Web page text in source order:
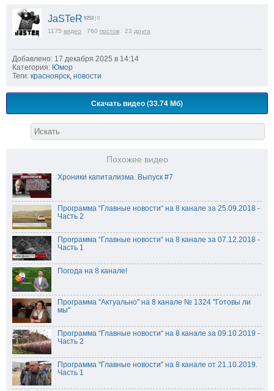
JaSTeR 9253 | 0
1175 видео 760 постов 23 друга
Добавлено: 17 декабря 2025 в 14:14
Категория: Юмор
Теги: красноярск, новости
Скачать видео (33.74 Мб)
Похожее видео
Хроники капитализма. Выпуск #7
Программа “Главные новости“ на 8 канале за 25.09.2018 -
Часть 2
Программа “Главные новости“ на 8 канале за 07.12.2018 -
Часть 1
Погода на 8 канале!
Программа "Актуально" на 8 канале № 1324 "Готовы ли
мы"
Программа “Главные новости“ на 8 канале за 09.10.2019 -
Часть 2
Программа "Главные новости" на 8 канале от 21.10.2019.
Часть 1